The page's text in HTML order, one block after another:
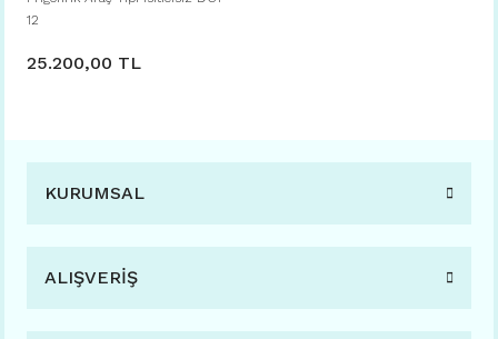
12
25.200,00 TL
KURUMSAL
ALIŞVERİŞ